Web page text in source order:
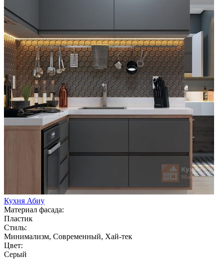
Кухня Абиу
Материал фасада:
Пластик
Стиль:
Минимализм, Современный, Хай-тек
Цвет:
Серый